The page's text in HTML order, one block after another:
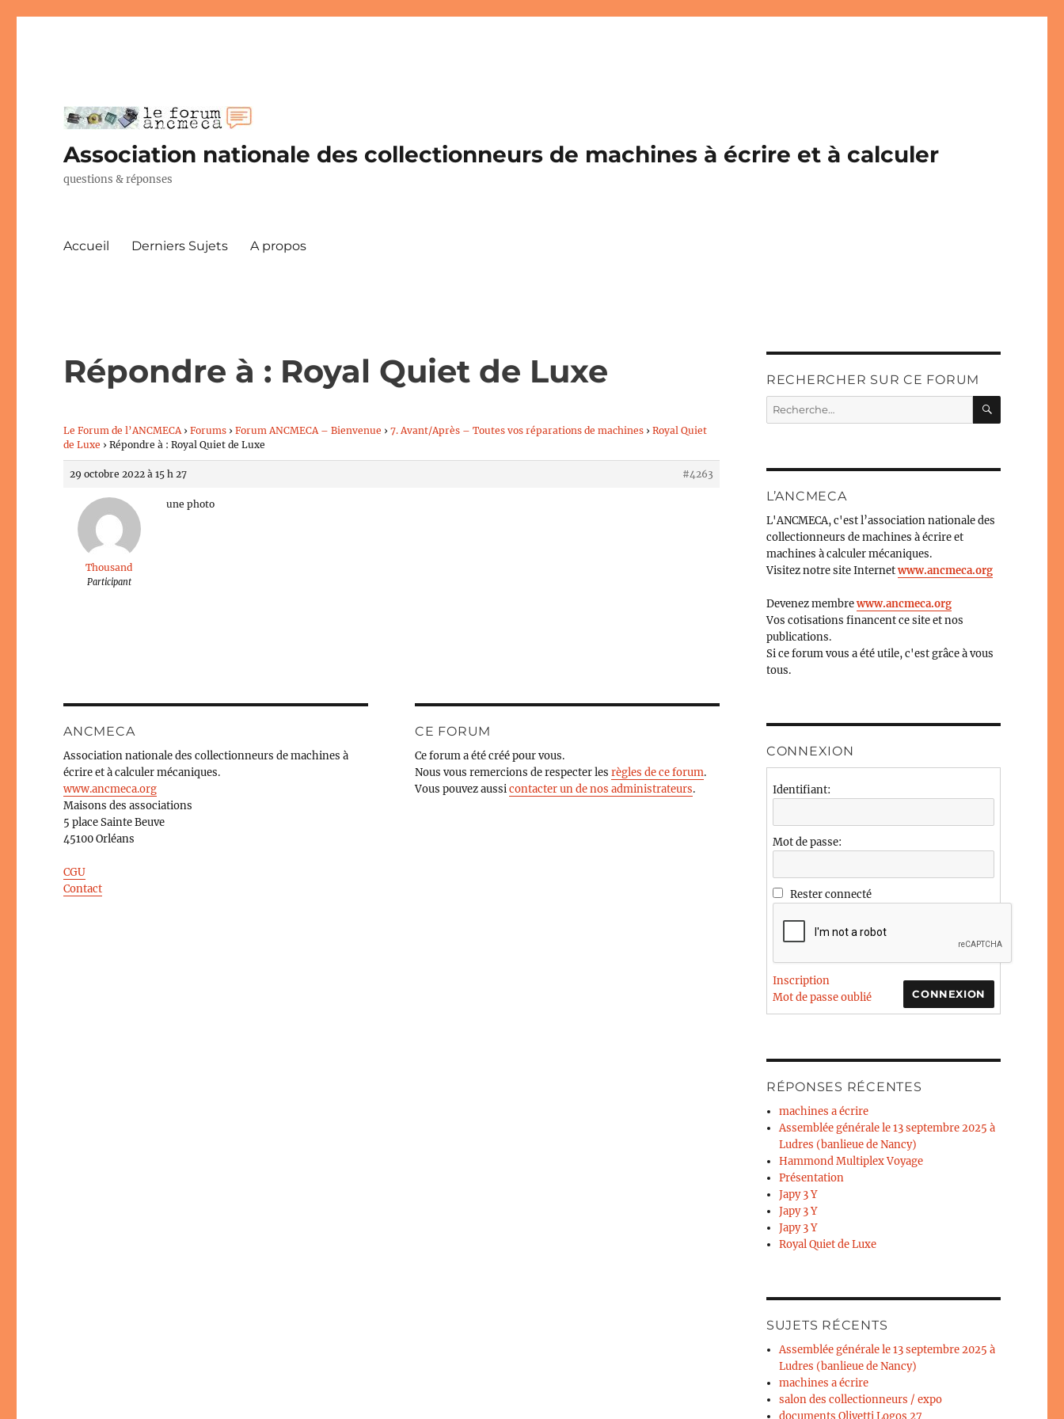
Association nationale des collectionneurs de machines à écrire et à calculer
questions & réponses
Accueil Derniers Sujets A propos
Répondre à : Royal Quiet de Luxe
Le Forum de l’ANCMECA › Forums › Forum ANCMECA – Bienvenue › 7. Avant/Après – Toutes vos réparations de machines › Royal Quiet
de Luxe › Répondre à : Royal Quiet de Luxe
29 octobre 2022 à 15 h 27 #4263
Thousand
Participant
une photo
ANCMECA
Association nationale des collectionneurs de machines à
écrire et à calculer mécaniques.
www.ancmeca.org
Maisons des associations
5 place Sainte Beuve
45100 Orléans
CGU
Contact
CE FORUM
Ce forum a été créé pour vous.
Nous vous remercions de respecter lesrègles de ce forum.
Vous pouvez aussicontacter un de nos administrateurs.
RECHERCHER SUR CE FORUM
Recherche
pour :
L’ANCMECA
L'ANCMECA, c'est l’association nationale des
collectionneurs de machines à écrire et
machines à calculer mécaniques.
Visitez notre site Internetwww.ancmeca.org
Devenez membrewww.ancmeca.org
Vos cotisations financent ce site et nos
publications.
Si ce forum vous a été utile, c'est grâce à vous
tous.
CONNEXION
Identifiant:
Mot de passe:
Rester connecté
CONNEXION
Inscription
Mot de passe oublié
RÉPONSES RÉCENTES
machines a écrire
Assemblée générale le 13 septembre 2025 à
Ludres (banlieue de Nancy)
Hammond Multiplex Voyage
Présentation
Japy 3 Y
Japy 3 Y
Japy 3 Y
Royal Quiet de Luxe
SUJETS RÉCENTS
Assemblée générale le 13 septembre 2025 à
Ludres (banlieue de Nancy)
machines a écrire
salon des collectionneurs / expo
documents Olivetti Logos 27